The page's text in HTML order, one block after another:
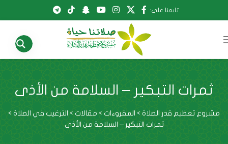
تابعنا على:
ثمرات التبكير – السلامة من الأذى
مشروع تعظيم قدر الصلاة > المقروءات > مقالات > الترغيب في الصلاة >
ثمرات التبكير – السلامة من الأذى